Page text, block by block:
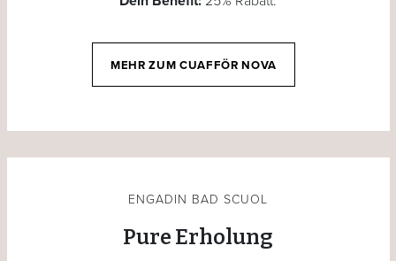
MEHR ZUM CUAFFÖR NOVA
ENGADIN BAD SCUOL
Pure Erholung